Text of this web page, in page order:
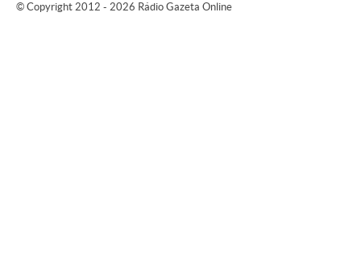
© Copyright 2012 - 2026 Rádio Gazeta Online